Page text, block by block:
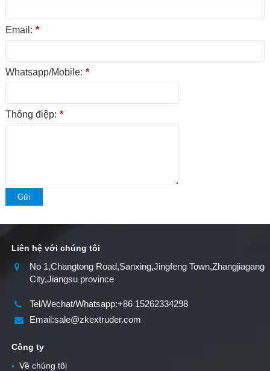
Email: *
Whatsapp/Mobile: *
Thông điệp: *
Gửi
Liên hệ với chúng tôi
No 1,Changtong Road,Sanxing,Jingfeng Town,Zhangjiagang
City,Jiangsu province
Tel/Wechat/Whatsapp:+86 15262334298
Email:sale@zkextruder.com
Công ty
▪Về chúng tôi